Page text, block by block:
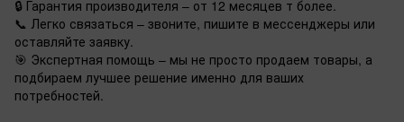
🔒 Гарантия производителя – от 12 месяцев т более.
📞 Легко связаться – звоните, пишите в мессенджеры или
оставляйте заявку.
🎯 Экспертная помощь – мы не просто продаем товары, а
подбираем лучшее решение именно для ваших
потребностей.